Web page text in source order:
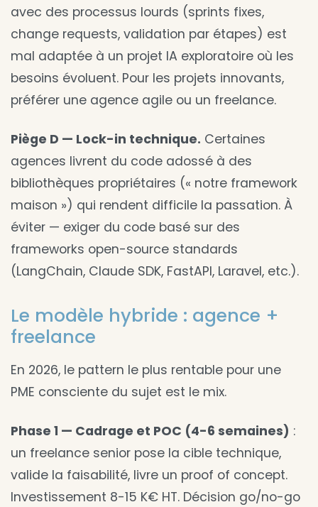
avec des processus lourds (sprints fixes,
change requests, validation par étapes) est
mal adaptée à un projet IA exploratoire où les
besoins évoluent. Pour les projets innovants,
préférer une agence agile ou un freelance.
Piège D — Lock-in technique. Certaines
agences livrent du code adossé à des
bibliothèques propriétaires (« notre framework
maison ») qui rendent difficile la passation. À
éviter — exiger du code basé sur des
frameworks open-source standards
(LangChain, Claude SDK, FastAPI, Laravel, etc.).
Le modèle hybride : agence +
freelance
En 2026, le pattern le plus rentable pour une
PME consciente du sujet est le mix.
Phase 1 — Cadrage et POC (4-6 semaines) :
un freelance senior pose la cible technique,
valide la faisabilité, livre un proof of concept.
Investissement 8-15 K€ HT. Décision go/no-go